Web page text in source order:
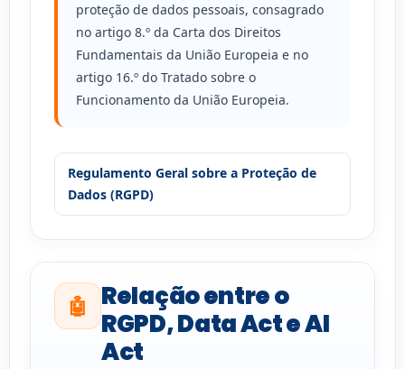
proteção de dados pessoais, consagrado
no artigo 8.º da Carta dos Direitos
Fundamentais da União Europeia e no
artigo 16.º do Tratado sobre o
Funcionamento da União Europeia.
Regulamento Geral sobre a Proteção de
Dados (RGPD)
🤖
Relação entre o
RGPD, Data Act e AI
Act